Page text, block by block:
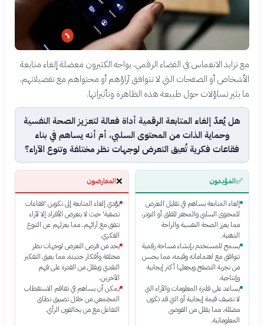
مع تزايد الانغماس في الفضاء الرقمي، يواجه الكثيرون معضلة إلغاء متابعة
الأشخاص أو الصفحات التي لا تتوافق آراؤهم أو محتواهم مع تفضيلاتهم،
ما يثير تساؤلات حول طبيعة هذه الظاهرة وتأثيراتها.
هل يُعدّ إلغاء المتابعة الرقمية أداة فعالة لتعزيز الصحة النفسية
وحماية الذات من المحتوى السلبي، أم أنه يساهم في بناء
فقاعات فكرية تُعيق التعرض لوجهات نظر مختلفة وتنوع الآراء؟
✅المؤيدون
إلغاء المتابعة يساهم في تقليل التعرض
للمحتوى السلبي والمحفز للقلق أو التوتر،
مما يعزز الصحة النفسية والراحة
الذهنية.
يسمح للمستخدم بإنشاء مساحة رقمية
تتوافق مع اهتماماته وقيمه، مما يحسن
من تجربة التصفح ويجعلها أكثر إيجابية
وإنتاجية.
يساعد على فلترة المعلومات والآراء التي
لا تضيف قيمة إيجابية أو التي قد تكون
مضللة، مما يقلل من الفوضى
المعلوماتية.
❌المعارضون
يؤدي إلغاء المتابعة إلى تكوين 'فقاعات
تصفية' حيث لا يتعرض الأفراد إلا لآراء
تتفق مع آرائهم، مما يعزلهم عن التنوع
الفكري.
يحد من فرص التعرض لوجهات نظر
مختلفة وأفكار جديدة، مما يعيق التفكير
النقدي ويقلل من القدرة على فهم
الآخرين.
يمكن أن يساهم في تفاقم الاستقطاب
المجتمعي من خلال تضييق نطاق
التفاعل مع من يخالفون الرأي.